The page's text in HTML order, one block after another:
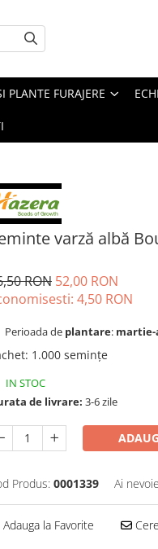
PLANTE FURAJERE
varză albă
RON 52,00 RON
4,50 RON
Perioada de plantare:
: 1.000 semințe
IN STOC
de livrare: 3-6 zile
Produs: 0001339 Ai
Adauga la Favorite